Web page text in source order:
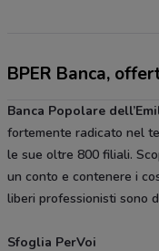
BPER Banca,
Banca Popolare
fortemente radicato nel
le sue oltre 800 filiali.
un conto e contenere i
liberi professionisti sono
Sfoglia PerVoi